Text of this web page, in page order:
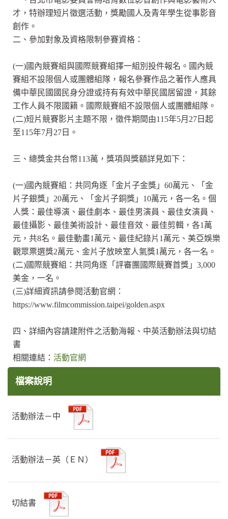
才，特辦理短片徵選活動，獎勵國人及青年學生從事影音
創作。
二、參加對象及資格限制參賽資格：
(一)國內競賽組與國際競賽組擇一組別投件報名。國內競
賽組不設限個人或團體組隊，報名參賽作品之著作人應具
備中華民國國民身分證或持有有效中華民國居留證，其餘
工作人員不限國籍。國際競賽組不設限個人或團體組隊。
(二)短片競賽影片主題不限，徵件期間由115年5月27日起
至115年7月27日。
三、總獎金共台幣113萬，獎項與獎額詳見如下：
(一)國內競賽組：共同角逐「金片子金獎」60萬元、「金
片子銀獎」20萬元、「金片子銅獎」10萬元，各一名。個
人獎：最佳導演、最佳劇本、最佳男演員、最佳女演員、
最佳攝影、最佳美術設計、最佳音效、最佳剪輯，各1萬
元，共8名。最佳動畫1萬元、最佳紀錄片1萬元、美亞娛樂
觀眾票選獎2萬元、金片子放映室人氣獎1萬元，各一名。
(二)國際競賽組：共同角逐「評審團國際競賽首獎」3,000
美金，一名。
(三)詳細資訊請參閱活動官網：
https://www.filmcommission.taipei/golden.aspx
四、詳細內容請建附件之活動海報、中英活動辦法與切結
書
相關連結： 活動官網
檔案說明
活動辦法－中
活動辦法－英（ＥＮ）
切結書